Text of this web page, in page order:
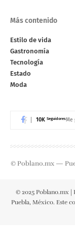
Más contenido
Estilo de vida
Gastronomía
Tecnología
Estado
Moda
10K SeguidoresMe
© Poblano.mx —
© 2025 Poblano.mx |
Puebla, México. Este